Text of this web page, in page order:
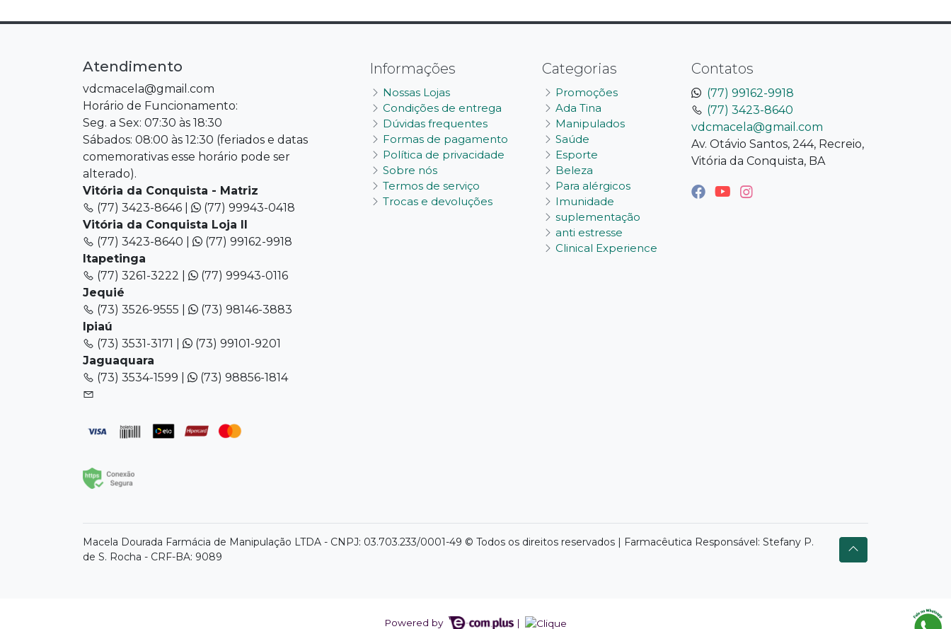
Contatos
(77) 99162-9918
(77) 3423-8640
vdcmacela@gmail.com
Av. Otávio Santos, 244, Recreio,
Vitória da Conquista, BA
Informações
Nossas Lojas
Condições de entrega
Dúvidas frequentes
Formas de pagamento
Política de privacidade
Sobre nós
Termos de serviço
Trocas e devoluções
Categorias
Promoções
Ada Tina
Manipulados
Saúde
Esporte
Beleza
Para alérgicos
Imunidade
suplementação
anti estresse
Clinical Experience
Atendimento
vdcmacela@gmail.com
Horário de Funcionamento:
Seg. a Sex: 07:30 às 18:30
Sábados: 08:00 às 12:30 (feriados e datas
comemorativas esse horário pode ser
alterado).
Vitória da Conquista - Matriz
(77) 3423-8646 |
(77) 99943-0418
Vitória da Conquista Loja II
(77) 3423-8640 |
(77) 99162-9918
Itapetinga
(77) 3261-3222 |
(77) 99943-0116
Jequié
(73) 3526-9555 |
(73) 98146-3883
Ipiaú
(73) 3531-3171 |
(73) 99101-9201
Jaguaquara
(73) 3534-1599 |
(73) 98856-1814
Macela Dourada Farmácia de Manipulação LTDA - CNPJ: 03.703.233/0001-49 © Todos os direitos reservados | Farmacêutica Responsável: Stefany P.
de S. Rocha - CRF-BA: 9089
Powered by |